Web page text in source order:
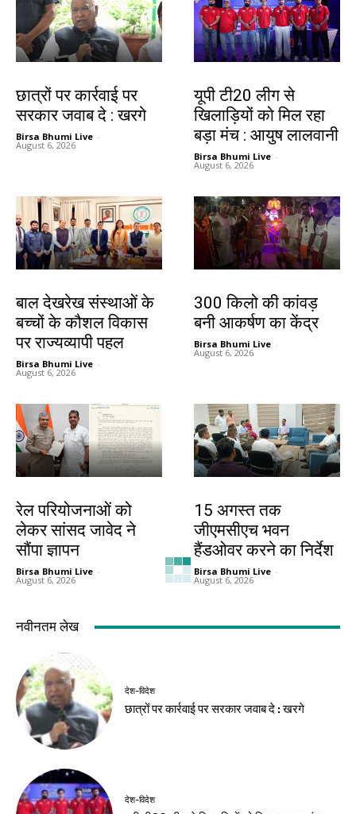
छात्रों पर कार्रवाई पर
सरकार जवाब दे : खरगे
Birsa Bhumi Live -
August 6, 2026
यूपी टी20 लीग से
खिलाड़ियों को मिल रहा
बड़ा मंच : आयुष लालवानी
Birsa Bhumi Live -
August 6, 2026
बाल देखरेख संस्थाओं के
बच्चों के कौशल विकास
पर राज्यव्यापी पहल
Birsa Bhumi Live -
August 6, 2026
300 किलो की कांवड़
बनी आकर्षण का केंद्र
Birsa Bhumi Live -
August 6, 2026
रेल परियोजनाओं को
लेकर सांसद जावेद ने
सौंपा ज्ञापन
Birsa Bhumi Live -
August 6, 2026
15 अगस्त तक
जीएमसीएच भवन
हैंडओवर करने का निर्देश
Birsa Bhumi Live -
August 6, 2026
झारखंड न्यूज़
मांगें नहीं मानी गईं तो
देशभर के युवा झारखंड
Birsa Bhumi Live -
August 6, 2026
जेपीएससी मुद्दे पर